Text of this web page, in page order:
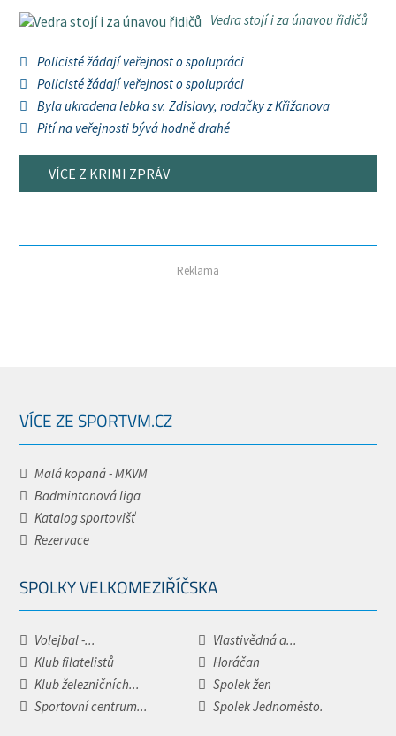
Vedra stojí i za únavou řidičů
Policisté žádají veřejnost o spolupráci
Policisté žádají veřejnost o spolupráci
Byla ukradena lebka sv. Zdislavy, rodačky z Křižanova
Pití na veřejnosti bývá hodně drahé
VÍCE Z KRIMI ZPRÁV
Reklama
VÍCE ZE SPORTVM.CZ
Malá kopaná - MKVM
Badmintonová liga
Katalog sportovišť
Rezervace
SPOLKY VELKOMEZIŘÍČSKA
Volejbal -...
Vlastivědná a...
Klub filatelistů
Horáčan
Klub železničních...
Spolek žen
Sportovní centrum...
Spolek Jednoměsto.